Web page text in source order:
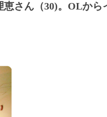
さん（30)。OLから